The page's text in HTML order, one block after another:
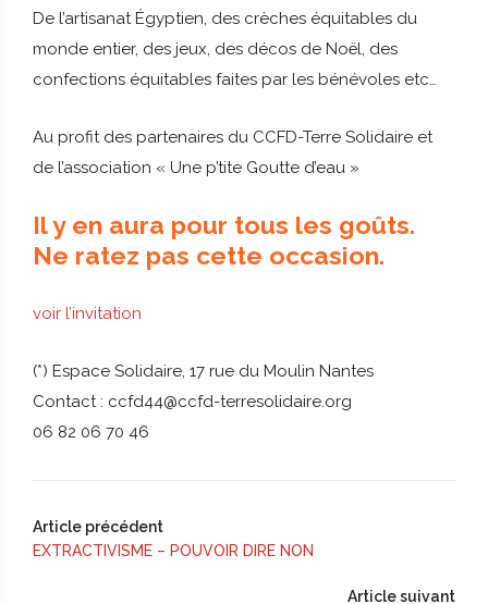
De l’artisanat Égyptien, des crèches équitables du
monde entier, des jeux, des décos de Noël, des
confections équitables faites par les bénévoles etc…
Au profit des partenaires du CCFD-Terre Solidaire et
de l’association « Une p’tite Goutte d’eau »
Il y en aura pour tous les goûts.
Ne ratez pas cette occasion.
voir l’invitation
(*) Espace Solidaire, 17 rue du Moulin Nantes
Contact : ccfd44@ccfd-terresolidaire.org
06 82 06 70 46
Article précédent
EXTRACTIVISME – POUVOIR DIRE NON
Article suivant